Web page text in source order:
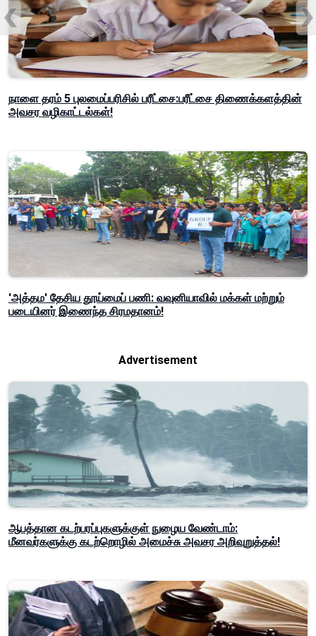
நாளை தரம் 5 புலமைப்பரிசில் பரீட்சை:பரீட்சை திணைக்களத்தின்
அவசர வழிகாட்டல்கள்!
'அத்தம' தேசிய தூய்மைப் பணி: வவுனியாவில் மக்கள் மற்றும்
படையினர் இணைந்த சிரமதானம்!
Advertisement
ஆபத்தான கடற்பரப்புகளுக்குள் நுழைய வேண்டாம்:
மீனவர்களுக்கு கடற்றொழில் அமைச்சு அவசர அறிவுறுத்தல்!